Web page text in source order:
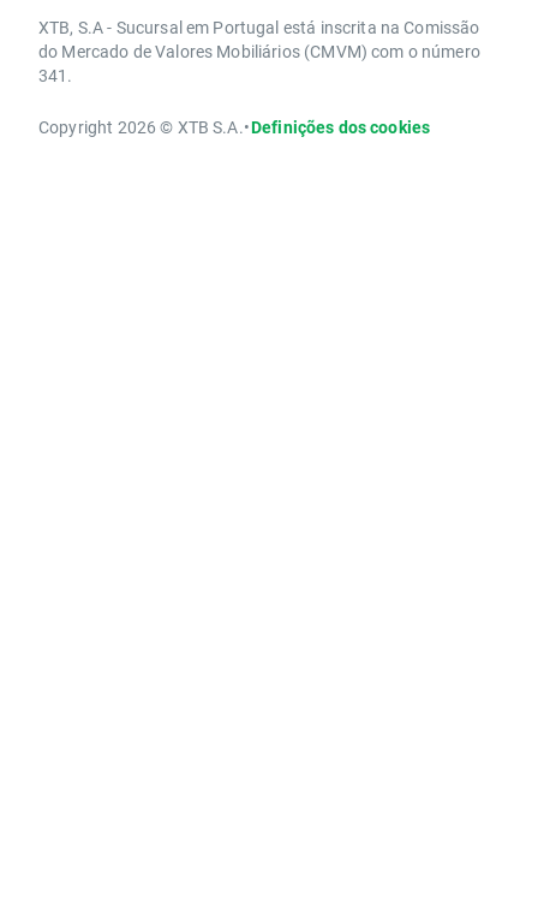
XTB, S.A - Sucursal em Portugal está inscrita na Comissão
do Mercado de Valores Mobiliários (CMVM) com o número
341.
Copyright 2026 © XTB S.A.•Definições dos cookies